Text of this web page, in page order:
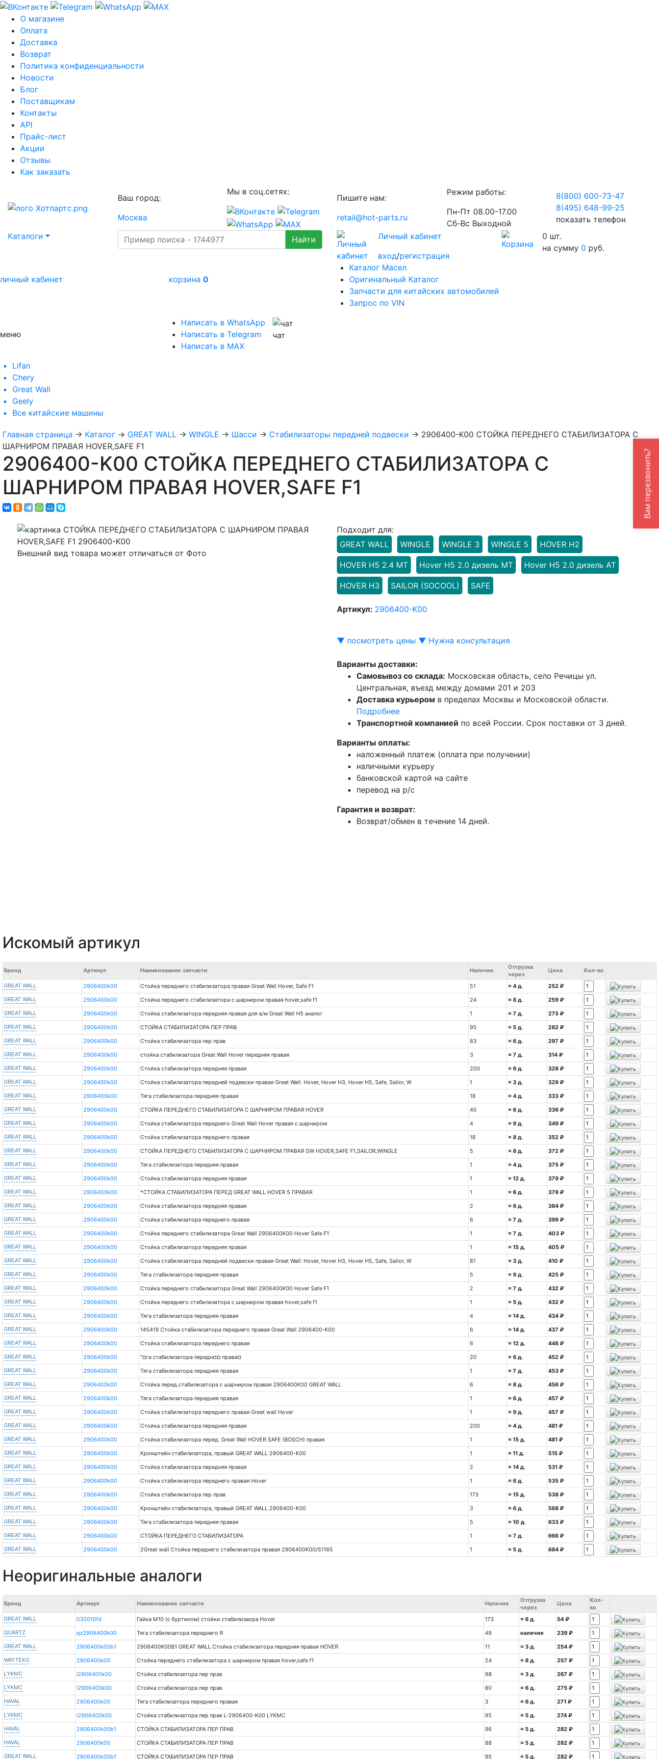
О магазине
Оплата
Доставка
Возврат
Политика конфиденциальности
Новости
Блог
Поставщикам
Контакты
API
Прайс-лист
Акции
Отзывы
Как заказать
Ваш город:
Москва
Мы в соц.сетях:
Пишите нам:
retail@hot-parts.ru
Режим работы:
Пн-Пт 08.00-17.00
Сб-Вс Выходной
8(800) 600-73-47
8(495) 648-99-25
показать телефон
Каталоги
Личный кабинет
вход/регистрация
0 шт.
на сумму 0 руб.
личный кабинет корзина 0
Каталог Масел
Оригинальный Каталог
Запчасти для китайских автомобилей
Запрос по VIN
меню
Написать в WhatsApp
Написать в Telegram
Написать в MAX
чат
Lifan
Chery
Great Wall
Geely
Все китайские машины
Главная страница → Каталог → GREAT WALL → WINGLE → Шасси → Стабилизаторы передней подвески → 2906400-K00 СТОЙКА ПЕРЕДНЕГО СТАБИЛИЗАТОРА С
ШАРНИРОМ ПРАВАЯ HOVER,SAFE F1
2906400-K00 СТОЙКА ПЕРЕДНЕГО СТАБИЛИЗАТОРА С
ШАРНИРОМ ПРАВАЯ HOVER,SAFE F1
Внешний вид товара может отличаться от Фото
Подходит для:
GREAT WALL
WINGLE WINGLE 3 WINGLE 5 HOVER H2
HOVER H5 2.4 МТ Hover H5 2.0 дизель МТ Hover H5 2.0 дизель АТ
HOVER H3 SAILOR (SOCOOL) SAFE
Артикул: 2906400-K00
▼ посмотреть цены ▼ Нужна консультация
Варианты доставки:
Самовывоз со склада: Московская область, село Речицы ул.
Центральная, въезд между домами 201 и 203
Доставка курьером в пределах Москвы и Московской области.
Подробнее
Транспортной компанией по всей России. Срок поставки от 3 дней.
Варианты оплаты:
наложенный платеж (оплата при получении)
наличными курьеру
банковской картой на сайте
перевод на р/с
Гарантия и возврат:
Возврат/обмен в течение 14 дней.
Искомый артикул
Бренд Артикул Наименование запчасти Наличие
Отгрузка
через
Цена Кол-во
GREAT WALL 2906400k00 Стойка переднего стабилизатора правая Great Wall Hover, Safe F1 51 ≈ 4 д.
252 ₽
GREAT WALL
2906400k00 Стойка переднего стабилизатора с шарниром правая hover,safe f1 24 ≈ 8 д.
259 ₽
GREAT WALL
2906400k00 Стойка стабилизатора передняя правая для а/м Great Wall H5 аналог 1 ≈ 7 д.
275 ₽
GREAT WALL
2906400k00 СТОЙКА СТАБИЛИЗАТОРА ПЕР ПРАВ 95 ≈ 5 д.
282 ₽
GREAT WALL
2906400k00 Стойка стабилизатора пер прав 83 ≈ 6 д.
297 ₽
GREAT WALL
2906400k00 стойка стабилизатора Great Wall Hover передняя правая 3 ≈ 7 д.
314 ₽
GREAT WALL
2906400k00 Стойка стабилизатора передняя правая 200 ≈ 6 д.
328 ₽
GREAT WALL
2906400k00 Стойка стабилизатора передней подвески правая Great Wall: Hover, Hover H3, Hover H5, Safe, Sailor, W 1 ≈ 3 д.
329 ₽
GREAT WALL
2906400k00 Тяга стабилизатора передняя правая 18 ≈ 4 д.
333 ₽
GREAT WALL
2906400k00 СТОЙКА ПЕРЕДНЕГО СТАБИЛИЗАТОРА С ШАРНИРОМ ПРАВАЯ HOVER 40 ≈ 6 д.
336 ₽
GREAT WALL
2906400k00 Стойка стабилизатора переднего Great Wall Hover правая с шарниром 4 ≈ 9 д.
349 ₽
GREAT WALL
2906400k00 Стойка стабилизатора переднего правая 18 ≈ 8 д.
352 ₽
GREAT WALL
2906400k00 СТОЙКА ПЕРЕДНЕГО СТАБИЛИЗАТОРА С ШАРНИРОМ ПРАВАЯ GW HOVER,SAFE F1,SAILOR,WINGLE 5 ≈ 8 д.
372 ₽
GREAT WALL
2906400k00 Тяга стабилизатора передняя правая 1 ≈ 4 д.
375 ₽
GREAT WALL
2906400k00 Стойка стабилизатора передняя правая 1 ≈ 12 д.
379 ₽
GREAT WALL
2906400k00 *СТОЙКА СТАБИЛИЗАТОРА ПЕРЕД GREAT WALL HOVER 5 ПРАВАЯ 1 ≈ 6 д.
379 ₽
GREAT WALL
2906400k00 Стойка стабилизатора передняя правая 2 ≈ 6 д.
384 ₽
GREAT WALL
2906400k00 Стойка стабилизатора переднего правая 6 ≈ 7 д.
399 ₽
GREAT WALL
2906400k00 Стойка переднего стабилизатора Great Wall 2906400K00 Hover Safe F1 1 ≈ 7 д.
403 ₽
GREAT WALL
2906400k00 Стойка стабилизатора передняя правая 1 ≈ 15 д.
405 ₽
GREAT WALL
2906400k00 Стойка стабилизатора передней подвески правая Great Wall: Hover, Hover H3, Hover H5, Safe, Sailor, W 81 ≈ 3 д.
410 ₽
GREAT WALL
2906400k00 Тяга стабилизатора передняя правая 5 ≈ 9 д.
425 ₽
GREAT WALL
2906400k00 Стойка переднего стабилизатора Great Wall 2906400K00 Hover Safe F1 2 ≈ 7 д.
432 ₽
GREAT WALL
2906400k00 Стойка переднего стабилизатора с шарниром правая hover,safe f1 1 ≈ 5 д.
432 ₽
GREAT WALL
2906400k00 Тяга стабилизатора передняя правая 4 ≈ 14 д.
434 ₽
GREAT WALL
2906400k00 145419 Стойка стабилизатора переднего правая Great Wall 2906400-K00 6 ≈ 14 д.
437 ₽
GREAT WALL
2906400k00 Стойка стабилизатора переднего правая 6 ≈ 12 д.
446 ₽
GREAT WALL
2906400k00 “¤га стабилизатора передн¤¤ права¤ 20 ≈ 6 д.
452 ₽
GREAT WALL
2906400k00 Тяга стабилизатора передняя правая 1 ≈ 7 д.
453 ₽
GREAT WALL
2906400k00 Стойка перед.стабилизатора с шарниром правая 2906400K00 GREAT WALL 6 ≈ 8 д.
456 ₽
GREAT WALL
2906400k00 Тяга стабилизатора передняя правая 1 ≈ 6 д.
457 ₽
GREAT WALL
2906400k00 Стойка стабилизатора переднего правая Great wall Hover 1 ≈ 9 д.
457 ₽
GREAT WALL
2906400k00 Стойка стабилизатора передняя правая 200 ≈ 4 д.
481 ₽
GREAT WALL
2906400k00 Стойка стабилизатора перед. Great Wall HOVER SAFE (BOSCH) правая 1 ≈ 15 д.
481 ₽
GREAT WALL
2906400k00 Кронштейн стабилизатора, правый GREAT WALL 2906400-K00 1 ≈ 11 д.
515 ₽
GREAT WALL
2906400k00 Стойка стабилизатора передняя правая 2 ≈ 14 д.
531 ₽
GREAT WALL
2906400k00 Стойка стабилизатора переднего правая Hover 1 ≈ 6 д.
535 ₽
GREAT WALL
2906400k00 Стойка стабилизатора пер прав 173 ≈ 15 д.
538 ₽
GREAT WALL
2906400k00 Кронштейн стабилизатора, правый GREAT WALL 2906400-K00 3 ≈ 6 д.
568 ₽
GREAT WALL
2906400k00 Тяга стабилизатора передняя правая 5 ≈ 10 д.
633 ₽
GREAT WALL
2906400k00 СТОЙКА ПЕРЕДНЕГО СТАБИЛИЗАТОРА 1 ≈ 7 д.
666 ₽
GREAT WALL
2906400k00 2Great wall Стойка переднего стабилизатора правая 2906400K00/51165 1 ≈ 5 д. 684 ₽
Неоригинальные аналоги
Бренд Артикул Наименование запчасти Наличие
Отгрузка
через
Цена
Кол-
во
GREAT WALL
032010fd Гайка М10 (с буртиком) стойки стабилизаора Hover 173 ≈ 6 д.
54 ₽
QUARTZ
qz2906400k00 Тяга стабилизатора переднего R 49 наличие
239 ₽
GREAT WALL
2906400k00b1 2906400K00B1 GREAT WALL Стойка стабилизатора передняя правая HOVER 11 ≈ 3 д.
254 ₽
WAYTEKO
2906400k00 Стойка переднего стабилизатора с шарниром правая hover,safe f1 24 ≈ 8 д.
257 ₽
LYKMC
l2906400k00 Стойка стабилизатора пер прав 98 ≈ 3 д.
267 ₽
LYKMC
l2906400k00 Стойка стабилизатора пер прав 80 ≈ 6 д.
275 ₽
HAVAL
2906400k00 Тяга стабилизатора переднего правая 3 ≈ 6 д.
271 ₽
LYKMC
l2906400k00 Стойка стабилизатора пер прав L-2906400-K00 LYKMC 95 ≈ 5 д.
274 ₽
HAVAL
2906400k00b1 СТОЙКА СТАБИЛИЗАТОРА ПЕР ПРАВ 96 ≈ 5 д.
282 ₽
HAVAL
2906400k00 СТОЙКА СТАБИЛИЗАТОРА ПЕР ПРАВ 88 ≈ 5 д.
282 ₽
GREAT WALL
2906400k00b1 СТОЙКА СТАБИЛИЗАТОРА ПЕР ПРАВ 95 ≈ 5 д. 282 ₽
Вам перезвонить?